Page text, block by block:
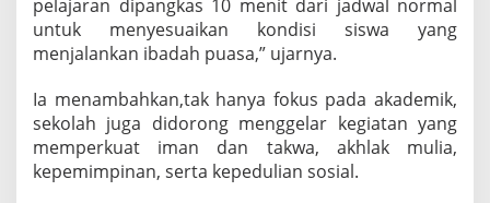
a
k
t
r
i
p
e
pelajaran dipangkas 10 menit dari jadwal normal
untuk menyesuaikan kondisi siswa yang
menjalankan ibadah puasa,” ujarnya.
Ia menambahkan,tak hanya fokus pada akademik,
sekolah juga didorong menggelar kegiatan yang
memperkuat iman dan takwa, akhlak mulia,
kepemimpinan, serta kepedulian sosial.